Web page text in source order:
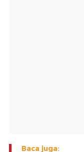
Baca juga: